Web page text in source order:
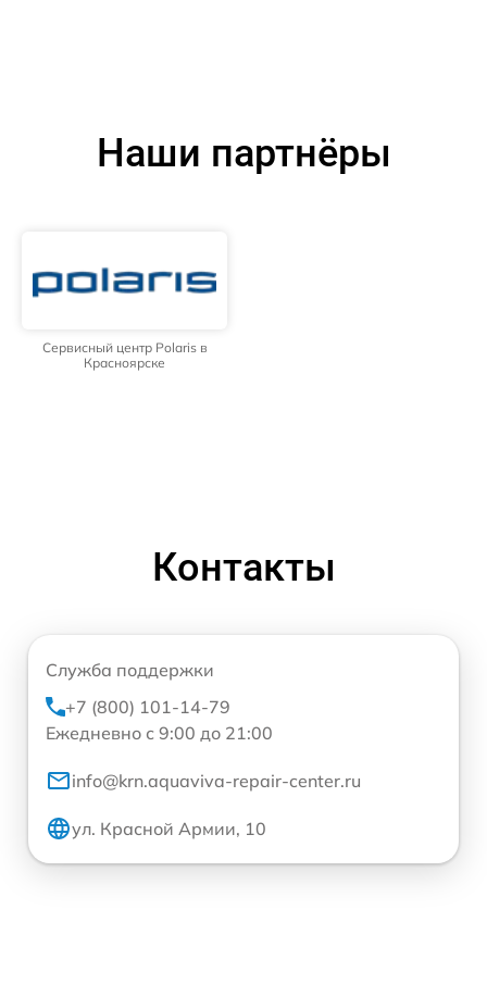
Наши партнёры
Сервисный центр Polaris в
Красноярске
Контакты
Служба поддержки
+7 (800) 101-14-79
Ежедневно с 9:00 до 21:00
info@krn.aquaviva-repair-center.ru
ул. Красной Армии, 10